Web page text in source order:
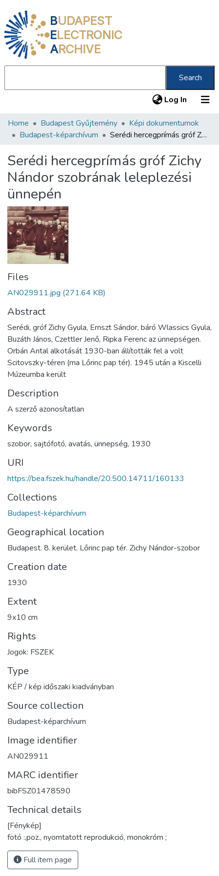
BUDAPEST
ELECTRONIC
ARCHIVE
Search
Log In (current)
Communities & Collections
Statistics
About us
Home Budapest Gyűjtemény
Képi dokumentumok
Budapest-képarchívum
Serédi hercegprímás gróf Zichy Nándor szobrának leleplezési ünnepén
Serédi hercegprímás gróf Zichy
Nándor szobrának leleplezési
ünnepén
Files
AN029911.jpg (271.64 KB)
Abstract
Serédi, gróf Zichy Gyula, Ernszt Sándor, báró Wlassics Gyula,
Buzáth János, Czettler Jenő, Ripka Ferenc az ünnepségen.
Orbán Antal alkotását 1930-ban állították fel a volt
Scitovszky-téren (ma Lőrinc pap tér). 1945 után a Kiscelli
Múzeumba került
Description
A szerző azonosítatlan
Keywords
szobor, sajtófotó, avatás, ünnepség, 1930
URI
https://bea.fszek.hu/handle/20.500.14711/160133
Collections
Budapest-képarchívum
Geographical location
Budapest. 8. kerület. Lőrinc pap tér. Zichy Nándor-szobor
Creation date
1930
Extent
9x10 cm
Rights
Jogok: FSZEK
Type
KÉP / kép időszaki kiadványban
Source collection
Budapest-képarchívum
Image identifier
AN029911
MARC identifier
bibFSZ01478590
Technical details
[Fénykép]
fotó :,poz., nyomtatott reprodukció, monokróm ;
Full item page